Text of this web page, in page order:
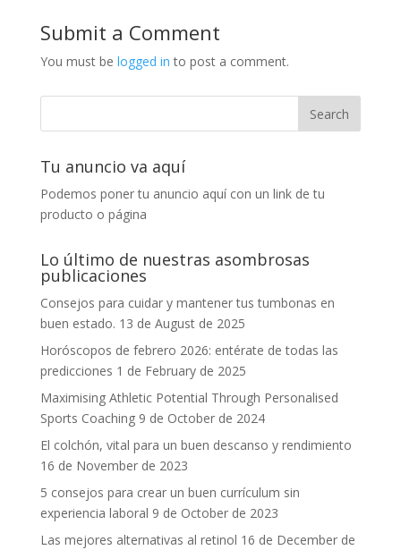
Submit a Comment
You must be logged in to post a comment.
Tu anuncio va aquí
Podemos poner tu anuncio aquí con un link de tu
producto o página
Lo último de nuestras asombrosas
publicaciones
Consejos para cuidar y mantener tus tumbonas en
buen estado. 13 de August de 2025
Horóscopos de febrero 2026: entérate de todas las
predicciones 1 de February de 2025
Maximising Athletic Potential Through Personalised
Sports Coaching 9 de October de 2024
El colchón, vital para un buen descanso y rendimiento
16 de November de 2023
5 consejos para crear un buen currículum sin
experiencia laboral 9 de October de 2023
Las mejores alternativas al retinol 16 de December de